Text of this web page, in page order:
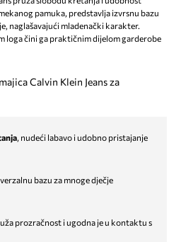
pamuka, predstavlja izvrsnu bazu
naglašavajući mladenački karakter.
loga čini ga praktičnim dijelom garderobe
Calvin Klein Jeans za
, nudeći labavo i udobno pristajanje
bazu za mnoge dječje
prozračnost i ugodna je u kontaktu s